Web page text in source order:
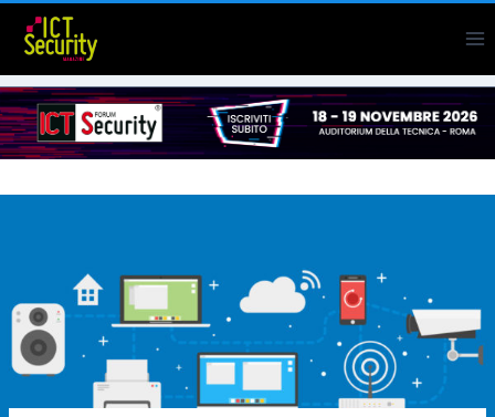
Salta
contenuto